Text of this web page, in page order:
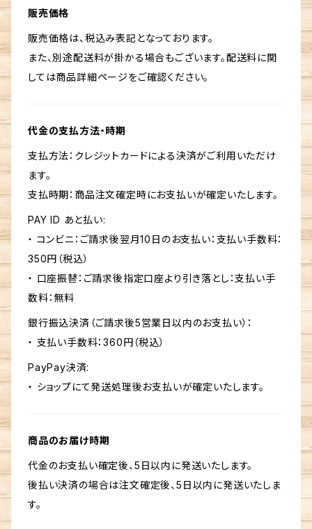
販売価格
販売価格は、税込み表記となっております。
また、別途配送料が掛かる場合もございます。配送料に関
しては商品詳細ページをご確認ください。
代金の支払方法・時期
支払方法：クレジットカードによる決済がご利用いただけ
ます。
支払時期：商品注文確定時にお支払いが確定いたします。
PAY ID あと払い:
・ コンビニ：ご請求後翌月10日のお支払い：支払い手数料：
350円（税込）
・ 口座振替：ご請求後指定口座より引き落とし：支払い手
数料：無料
銀行振込決済（ご請求後5営業日以内のお支払い）：
・ 支払い手数料：360円（税込）
PayPay決済:
・ ショップにて発送処理後お支払いが確定いたします。
商品のお届け時期
代金のお支払い確定後、5日以内に発送いたします。
後払い決済の場合は注文確定後、5日以内に発送いたしま
す。